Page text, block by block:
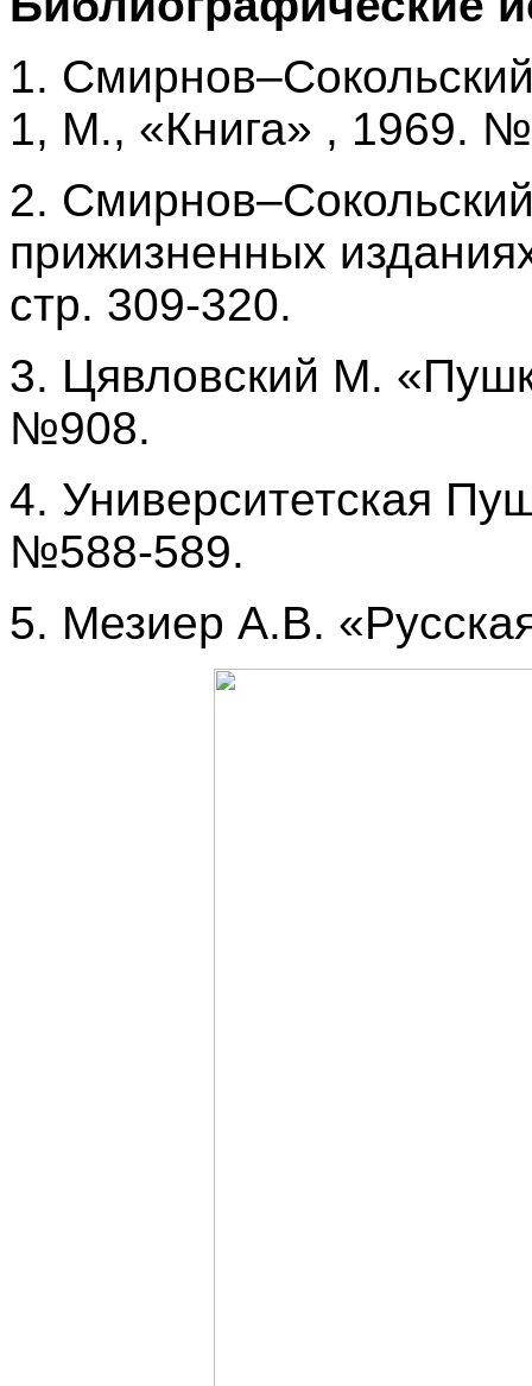
1.
1, М., «Книга» , 1969.
2.
прижизненных
стр. 309-320.
3. Цявловский М.
№908.
4. Университетская
№588-589.
5. Мезиер А.В.